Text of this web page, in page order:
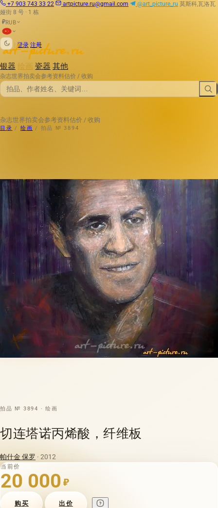
+7 903 743 33 22 artpicture.ru@gmail.com @art_picture_ru 莫斯科,瓦洛瓦
娅街 8 号 · 1 栋
₽RUB
登录 注册
银器 绘画 瓷器 其他
杂志世界拍卖会参考资料估价 / 收购
杂志世界拍卖会参考资料估价 / 收购
目录 / 绘画 / 拍品 № 3894
拍品 № 3894 · 绘画
切连塔诺丙烯酸，纤维板
帕什金 保罗 · 2012
当前价
20 000 ₽
购买 出价